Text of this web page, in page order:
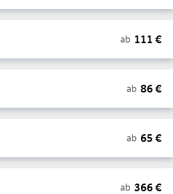
ab 111 €
ab 86€
ab 65 €
ab 366€